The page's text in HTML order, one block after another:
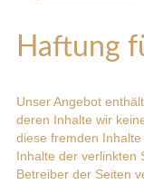
Haftung
Unser Angebot
deren Inhalte wir
diese fremden
Inhalte der verlinkten
Betreiber der Seiten